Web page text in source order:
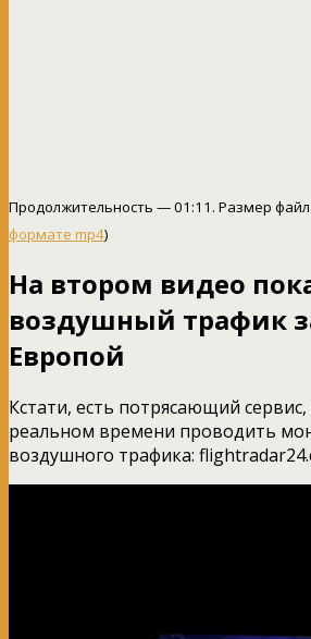
Продолжительность — 01:11. Размер
формате mp4)
На втором видео
воздушный трафик
Европой
Кстати, есть потрясающий
реальном времени проводить
воздушного трафика: